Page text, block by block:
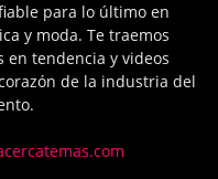
para lo último en
y moda. Te traemos
en tendencia y videos
de la industria del